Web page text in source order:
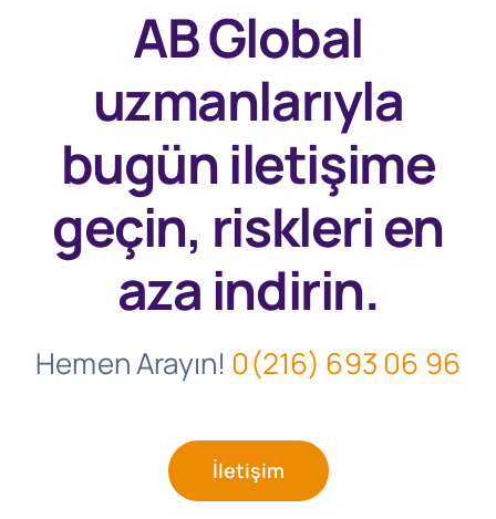
AB Global
uzmanlarıyla
bugüniletişime
geçin, riskleri en
aza indirin.
Hemen Arayın! 0(216) 693 06 96
İletişim